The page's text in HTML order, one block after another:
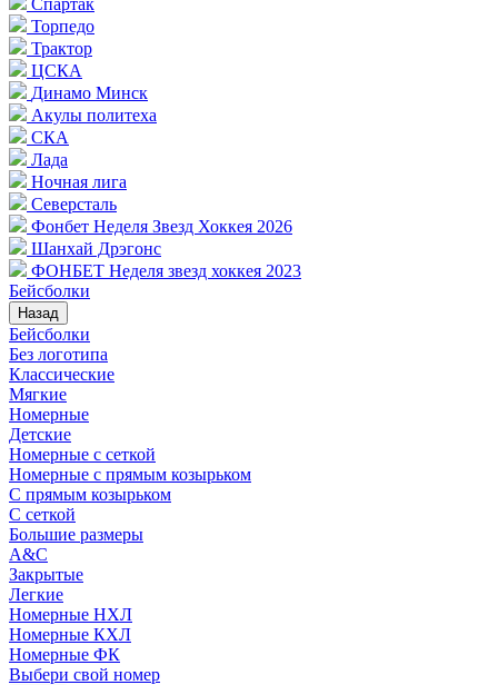
Спартак
Торпедо
Трактор
ЦСКА
Динамо Минск
Акулы политеха
СКА
Лада
Ночная лига
Северсталь
Фонбет Неделя Звезд Хоккея 2026
Шанхай Дрэгонс
ФОНБЕТ Неделя звезд хоккея 2023
Бейсболки
Назад
Бейсболки
Без логотипа
Классические
Мягкие
Номерные
Детские
Номерные с сеткой
Номерные с прямым козырьком
С прямым козырьком
С сеткой
Большие размеры
A&C
Закрытые
Легкие
Номерные НХЛ
Номерные КХЛ
Номерные ФК
Выбери свой номер